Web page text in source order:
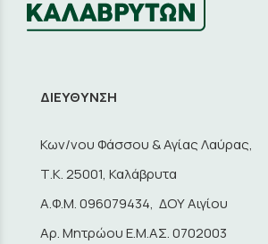
ΔΙΕΥΘΥΝΣΗ
Κων/νου Φάσσου & Αγίας Λαύρας,
Τ.Κ. 25001, Καλάβρυτα
A.Φ.Μ. 096079434, ΔΟΥ Αιγίου
Αρ. Μητρώου Ε.Μ.ΑΣ. 0702003